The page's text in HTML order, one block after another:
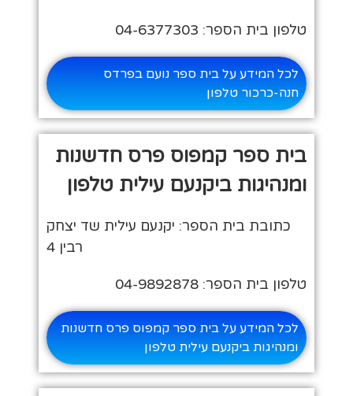
טלפון בית הספר: 04-6377303
לכל המידע על בית ספר נועם בפרדס
חנה-כרכור טלפון
בית ספר קמפוס פרס חדשנות
ומנהיגות ביקנעם עילית טלפון
כתובת בית הספר: יקנעם עילית שד יצחק
רבין 4
טלפון בית הספר: 04-9892878
לכל המידע על בית ספר קמפוס פרס חדשנות
ומנהיגות ביקנעם עילית טלפון